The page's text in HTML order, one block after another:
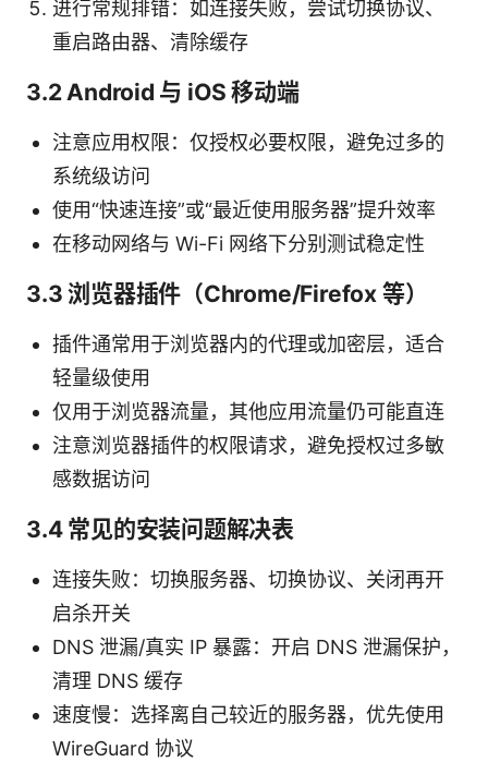
进行常规排错：如连接失败，尝试切换协议、
重启路由器、清除缓存
3.2 Android 与 iOS 移动端
注意应用权限：仅授权必要权限，避免过多的
系统级访问
使用“快速连接”或“最近使用服务器”提升效率
在移动网络与 Wi-Fi 网络下分别测试稳定性
3.3 浏览器插件（Chrome/Firefox 等）
插件通常用于浏览器内的代理或加密层，适合
轻量级使用
仅用于浏览器流量，其他应用流量仍可能直连
注意浏览器插件的权限请求，避免授权过多敏
感数据访问
3.4 常见的安装问题解决表
连接失败：切换服务器、切换协议、关闭再开
启杀开关
DNS 泄漏/真实 IP 暴露：开启 DNS 泄漏保护，
清理 DNS 缓存
速度慢：选择离自己较近的服务器，优先使用
WireGuard 协议